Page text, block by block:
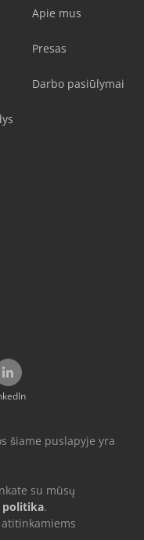
Apie mus
Presas
Darbo pasiūlymai
šiame puslapyje yra
su mūsų
politika.